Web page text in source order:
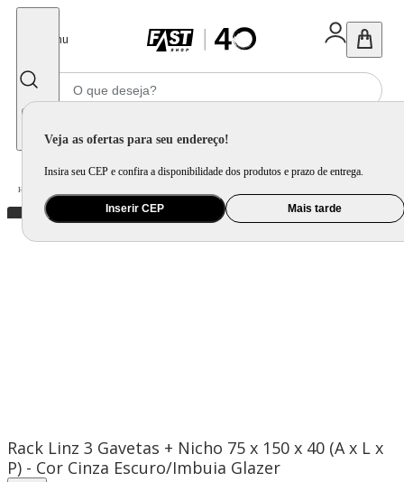
Menu
Veja as ofertas para seu endereço!
Insira seu CEP e confira a disponibilidade dos produtos e prazo de entrega.
Inserir CEP Mais tarde
Home
Rack Linz 3 Gavetas + Nicho 75 x 150 x 40 (A x L x
P) - Cor Cinza Escuro/Imbuia Glazer